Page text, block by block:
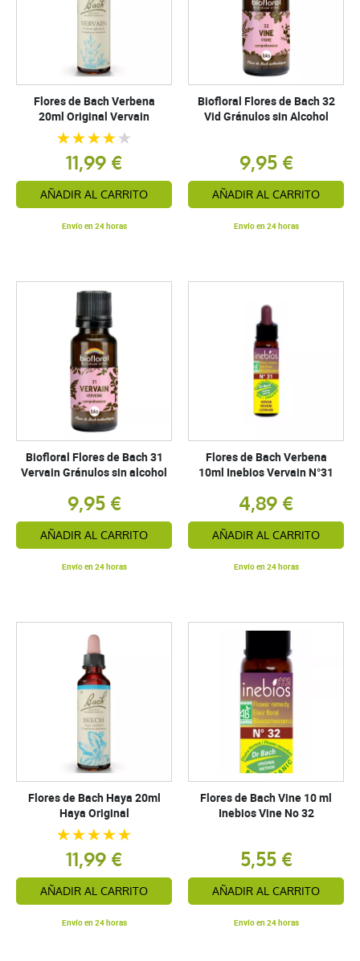
Flores de Bach Verbena
20ml Original Vervain
11,99 €
AÑADIR AL CARRITO
Envío en 24 horas
Biofloral Flores de Bach 32
Vid Gránulos sin Alcohol
9,95 €
AÑADIR AL CARRITO
Envío en 24 horas
Biofloral Flores de Bach 31
Vervain Gránulos sin alcohol
9,95 €
AÑADIR AL CARRITO
Envío en 24 horas
Flores de Bach Verbena
10ml Inebios Vervain N°31
4,89 €
AÑADIR AL CARRITO
Envío en 24 horas
Flores de Bach Haya 20ml
Haya Original
11,99 €
AÑADIR AL CARRITO
Envío en 24 horas
Flores de Bach Vine 10 ml
Inebios Vine No 32
5,55 €
AÑADIR AL CARRITO
Envío en 24 horas